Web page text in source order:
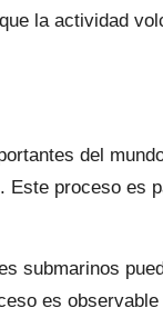
la actividad
del
Este proceso es
submarinos
es